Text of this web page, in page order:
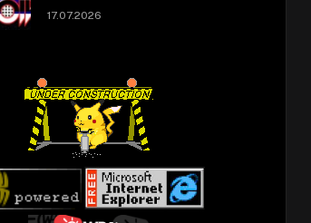
17.07.2026